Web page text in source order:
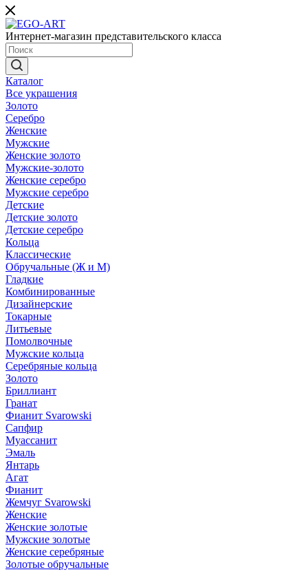
Интернет-магазин представительского класса
Каталог
Все украшения
Золото
Серебро
Женские
Мужские
Женские золото
Мужские-золото
Женские серебро
Мужские серебро
Детские
Детские золото
Детские серебро
Кольца
Классические
Обручальные (Ж и М)
Гладкие
Комбинированные
Дизайнерские
Токарные
Литьевые
Помолвочные
Мужские кольца
Серебряные кольца
Золото
Бриллиант
Гранат
Фианит Svarowski
Сапфир
Муассанит
Эмаль
Янтарь
Агат
Фианит
Жемчуг Svarowski
Женские
Женские золотые
Мужские золотые
Женские серебряные
Золотые обручальные